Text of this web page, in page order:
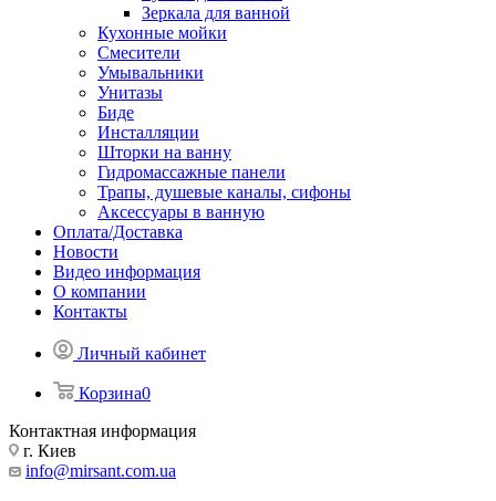
Зеркала для ванной
Кухонные мойки
Смесители
Умывальники
Унитазы
Биде
Инсталляции
Шторки на ванну
Гидромассажные панели
Трапы, душевые каналы, сифоны
Аксессуары в ванную
Оплата/Доставка
Новости
Видео информация
О компании
Контакты
Личный кабинет
Корзина0
Контактная информация
г. Киев
info@mirsant.com.ua